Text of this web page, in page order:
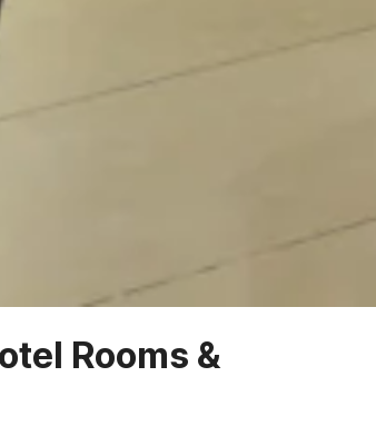
Rooms &